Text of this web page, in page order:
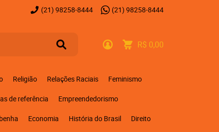
(21) 98258-8444 (21) 98258-8444
R$ 0,00
Religião Relações Raciais Feminismo
de referência Empreendedorismo
Economia História do Brasil Direito